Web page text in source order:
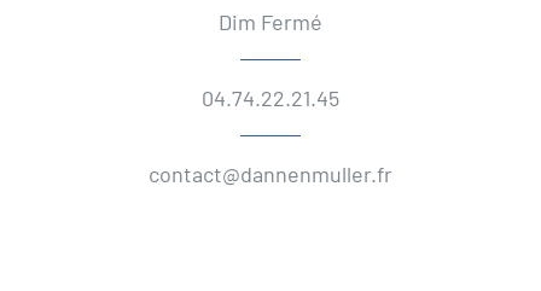
Dim Fermé
04.74.22.21.45
contact@dannenmuller.fr